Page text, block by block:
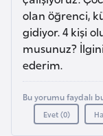
e
r
i
olan öğrenci,
gidiyor. 4 kişi
musunuz?
ederim.
Bu yorumu faydalı
Evet (0)
a
A
z